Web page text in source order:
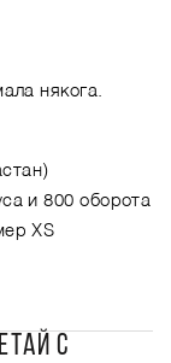
някога.
и 800 оборота
XS
С